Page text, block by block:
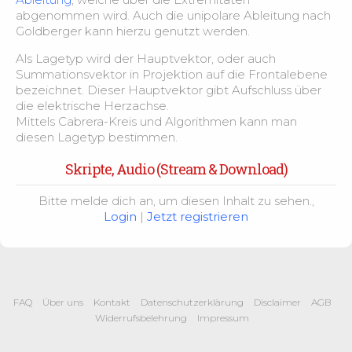
abgenommen wird. Auch die unipolare Ableitung nach
Goldberger kann hierzu genutzt werden.
Als Lagetyp wird der Hauptvektor, oder auch
Summationsvektor in Projektion auf die Frontalebene
bezeichnet. Dieser Hauptvektor gibt Aufschluss über
die elektrische Herzachse.
Mittels Cabrera-Kreis und Algorithmen kann man
diesen Lagetyp bestimmen.
Skripte, Audio (Stream & Download)
Bitte melde dich an, um diesen Inhalt zu sehen.,
Login | Jetzt registrieren
FAQ Über uns Kontakt Datenschutzerklärung Disclaimer
AGB
Widerrufsbelehrung
Impressum